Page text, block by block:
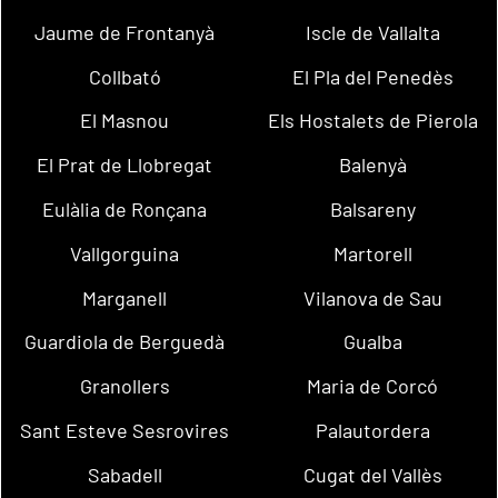
Jaume de Frontanyà
Iscle de Vallalta
Collbató
El Pla del Penedès
El Masnou
Els Hostalets de Pierola
El Prat de Llobregat
Balenyà
Eulàlia de Ronçana
Balsareny
Vallgorguina
Martorell
Marganell
Vilanova de Sau
Guardiola de Berguedà
Gualba
Granollers
Maria de Corcó
Sant Esteve Sesrovires
Palautordera
Sabadell
Cugat del Vallès